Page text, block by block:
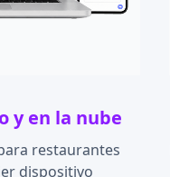
y en la nube
restaurantes
dispositivo